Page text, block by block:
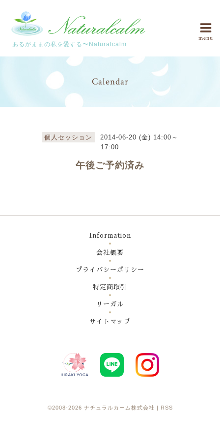
あるがままの私を愛する〜Naturalcalm
menu
Calendar
個人セッション
2014-06-20 (金) 14:00～
17:00
午後ご予約済み
Information
会社概要
プライバシーポリシー
特定商取引
リーガル
サイトマップ
©2008-2026 ナチュラルカーム株式会社 RSS